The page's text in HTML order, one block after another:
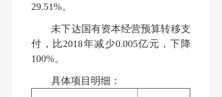
29.51%。
未下达国有资本经营预算转移支
付，比2018年减少0.005亿元 ，下降
100%。
具体项目 明细 ：